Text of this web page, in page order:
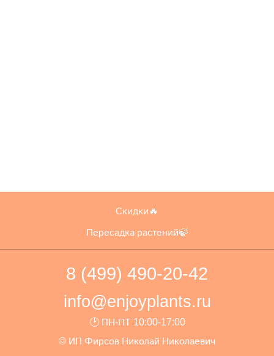
Скидки🔥
Пересадка растений🍃
8 (499) 490-20-42
info@enjoyplants.ru
🕑 ПН-ПТ 10:00-17:00
© ИП Фирсов Николай Николаевич